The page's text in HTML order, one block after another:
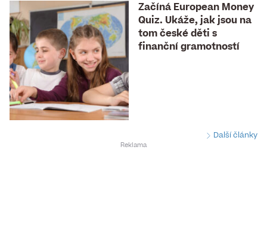
Začíná European Money
Quiz. Ukáže, jak jsou na
tom české děti s
finanční gramotností
Další články